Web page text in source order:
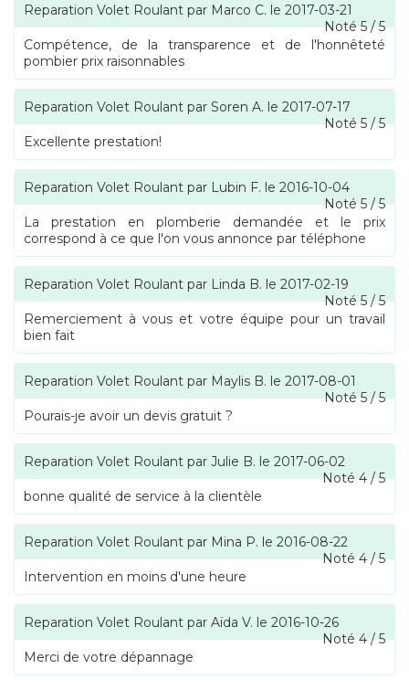
Reparation Volet Roulant par Marco C. le 2017-03-21
Noté5/5
Compétence, de la transparence et de l'honnêteté
pombier prix raisonnables
Reparation Volet Roulant par Soren A. le 2017-07-17
Noté5/5
Excellente prestation!
Reparation Volet Roulant par Lubin F. le 2016-10-04
Noté5/5
La prestation en plomberie demandée et le prix
correspond à ce que l'on vous annonce par téléphone
Reparation Volet Roulant par Linda B. le 2017-02-19
Noté5/5
Remerciement à vous et votre équipe pour un travail
bien fait
Reparation Volet Roulant par Maylis B. le 2017-08-01
Noté5/5
Pourais-je avoir un devis gratuit ?
Reparation Volet Roulant par Julie B. le 2017-06-02
Noté4/5
bonne qualité de service à la clientèle
Reparation Volet Roulant par Mina P. le 2016-08-22
Noté4/5
Intervention en moins d'une heure
Reparation Volet Roulant par Aïda V. le 2016-10-26
Noté4/5
Merci de votre dépannage